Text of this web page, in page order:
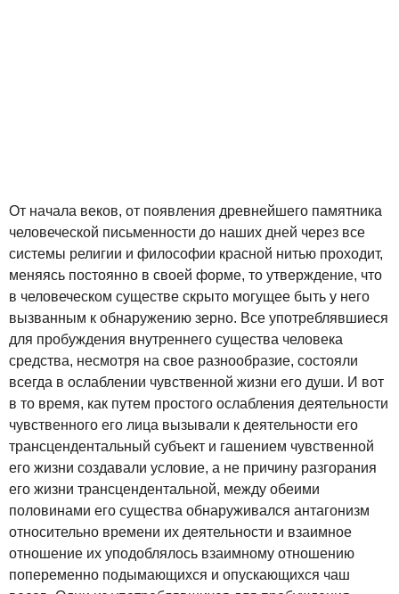
От начала веков, от появления древнейшего памятника
человеческой письменности до наших дней через все
системы религии и философии красной нитью проходит,
меняясь постоянно в своей форме, то утверждение, что
в человеческом существе скрыто могущее быть у него
вызванным к обнаружению зерно. Все употреблявшиеся
для пробуждения внутреннего существа человека
средства, несмотря на свое разнообразие, состояли
всегда в ослаблении чувственной жизни его души. И вот
в то время, как путем простого ослабления деятельности
чувственного его лица вызывали к деятельности его
трансцендентальный субъект и гашением чувственной
его жизни создавали условие, а не причину разгорания
его жизни трансцендентальной, между обеими
половинами его существа обнаруживался антагонизм
относительно времени их деятельности и взаимное
отношение их уподоблялось взаимному отношению
попеременно подымающихся и опускающихся чаш